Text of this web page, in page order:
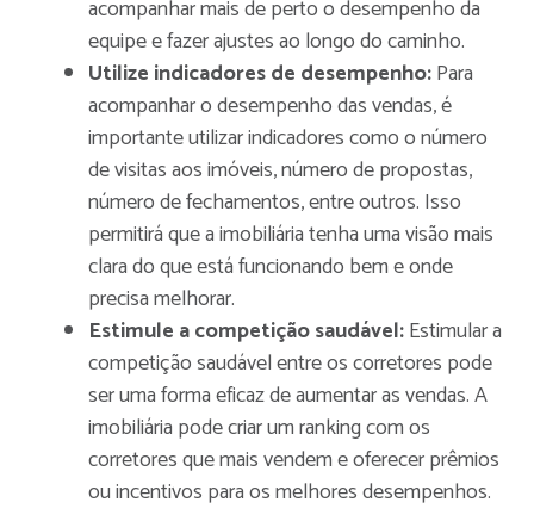
acompanhar mais de perto o desempenho da
equipe e fazer ajustes ao longo do caminho.
Utilize indicadores de desempenho:Para
acompanhar o desempenho das vendas, é
importante utilizar indicadores como o número
de visitas aos imóveis, número de propostas,
número de fechamentos, entre outros. Isso
permitirá que a imobiliária tenha uma visão mais
clara do que está funcionando bem e onde
precisa melhorar.
Estimule a competição saudável:Estimular a
competição saudável entre os corretores pode
ser uma forma eficaz de aumentar as vendas. A
imobiliária pode criar um ranking com os
corretores que mais vendem e oferecer prêmios
ou incentivos para os melhores desempenhos.